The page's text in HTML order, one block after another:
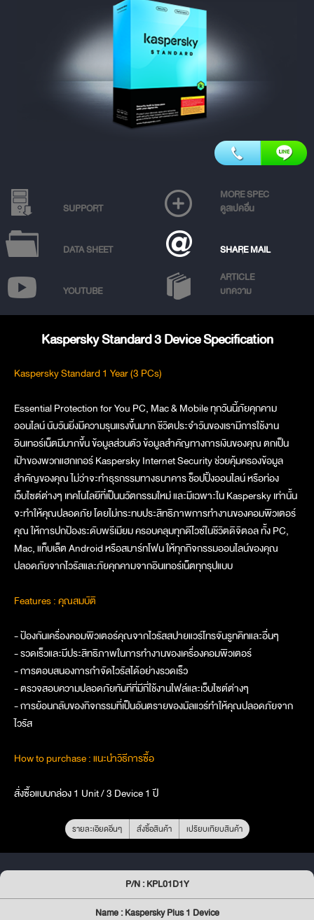
SUPPORT
MORE SPEC
ดูสเปคอื่น
DATA SHEET SHARE MAIL
YOUTUBE
ARTICLE
บทความ
Kaspersky Standard 3 Device Specification
Kaspersky Standard 1 Year (3 PCs)
Essential Protection for You PC, Mac & Mobile ทุกวันนี้ภัยคุกคาม
ออนไลน์ นับวันยิ่งมีความรุนแรงขึ้นมาก ชีวิตประจำวันของเรามีการใช้งาน
อินเทอร์เน็ตมีมากขึ้น ข้อมูลส่วนตัว ข้อมูลสำคัญทางการเงินของคุณ ตกเป็น
เป้าของพวกแฮกเกอร์ Kaspersky Internet Security ช่วยคุ้มครองข้อมูล
สำคัญของคุณ ไม่ว่าจะทำธุรกรรมทางธนาคาร ช็อปปิ้งออนไลน์ หรือท่อง
เว็บไซต์ต่างๆ เทคโนโลยีที่เป็นนวัตกรรมใหม่ และมีเฉพาะใน Kaspersky เท่านั้น
จะทำให้คุณปลอดภัย โดยไม่กระทบประสิทธิภาพการทำงานของคอมพิวเตอร์
คุณ ให้การปกป้องระดับพรีเมียม ครอบคลุมทุกดีไวซ์ในชีวิตดิจิตอล ทั้ง PC,
Mac, แท็บเล็ต Android หรือสมาร์ทโฟน ให้ทุกกิจกรรมออนไลน์ของคุณ
ปลอดภัยจากไวรัสและภัยคุกคามจากอินเทอร์เน็ตทุกรุปแบบ
Features : คุณสมบัติ
- ป้องกันเครื่องคอมพิวเตอร์คุณจากไวรัสสปายแวร์โทรจันรูทคิทและอื่นๆ
- รวดเร็วและมีประสิทธิภาพในการทำงานของเครื่องคอมพิวเตอร์
- การตอบสนองการกำจัดไวรัสได้อย่างรวดเร็ว
- ตรวจสอบความปลอดภัยทันทีที่มีกี่ใช้งานไฟล์และเว็บไซต์ต่างๆ
- การย้อนกลับของกิจกรรมที่เป็นอันตรายของมัลแวร์ทำให้คุณปลอดภัยจาก
ไวรัส
How to purchase : แนะนำวิธีการซื้อ
สั่งซื้อแบบกล่อง 1 Unit / 3 Device 1 ปี
รายละเอียดอื่นๆ สั่งซื้อสินค้า เปรียบเทียบสินค้า
P/N : KPL01D1Y
Name : Kaspersky Plus 1 Device